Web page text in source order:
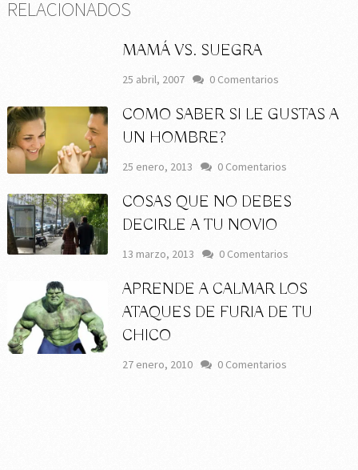
RELACIONADOS
MAMÁ VS. SUEGRA
25 abril, 2007 0 Comentarios
COMO SABER SI LE GUSTAS A
UN HOMBRE?
25 enero, 2013 0 Comentarios
COSAS QUE NO DEBES
DECIRLE A TU NOVIO
13 marzo, 2013 0 Comentarios
APRENDE A CALMAR LOS
ATAQUES DE FURIA DE TU
CHICO
27 enero, 2010 0 Comentarios